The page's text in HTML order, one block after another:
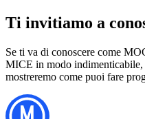
Ti invitiamo a
Se ti va di conoscere come
MICE in modo indimenticabile,
mostreremo come puoi fare